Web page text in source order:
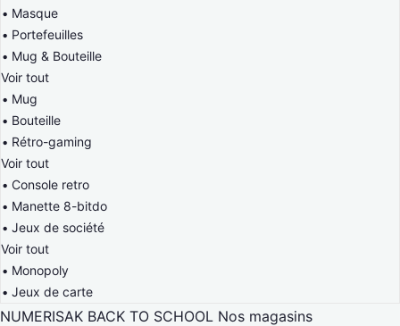
Masque
Portefeuilles
Mug & Bouteille
Voir tout
Mug
Bouteille
Rétro-gaming
Voir tout
Console retro
Manette 8-bitdo
Jeux de société
Voir tout
Monopoly
Jeux de carte
NUMERISAK BACK TO SCHOOL Nos magasins